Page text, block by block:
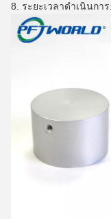
8. ระยะเวลาดำเนินกา